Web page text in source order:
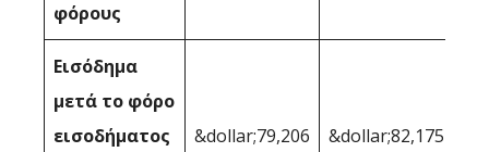
φόρους
Εισόδημα
μετά το φόρο
εισοδήματος
&dollar;79,206 &dollar;82,175